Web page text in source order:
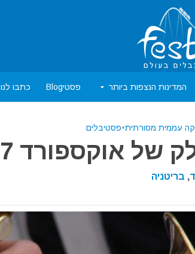
המדינות הנצפות ביותר פסטיBlog כתבו לנו
עממית מסורתית•פסטיבלים
אוקספורד 2027
, בריטניה